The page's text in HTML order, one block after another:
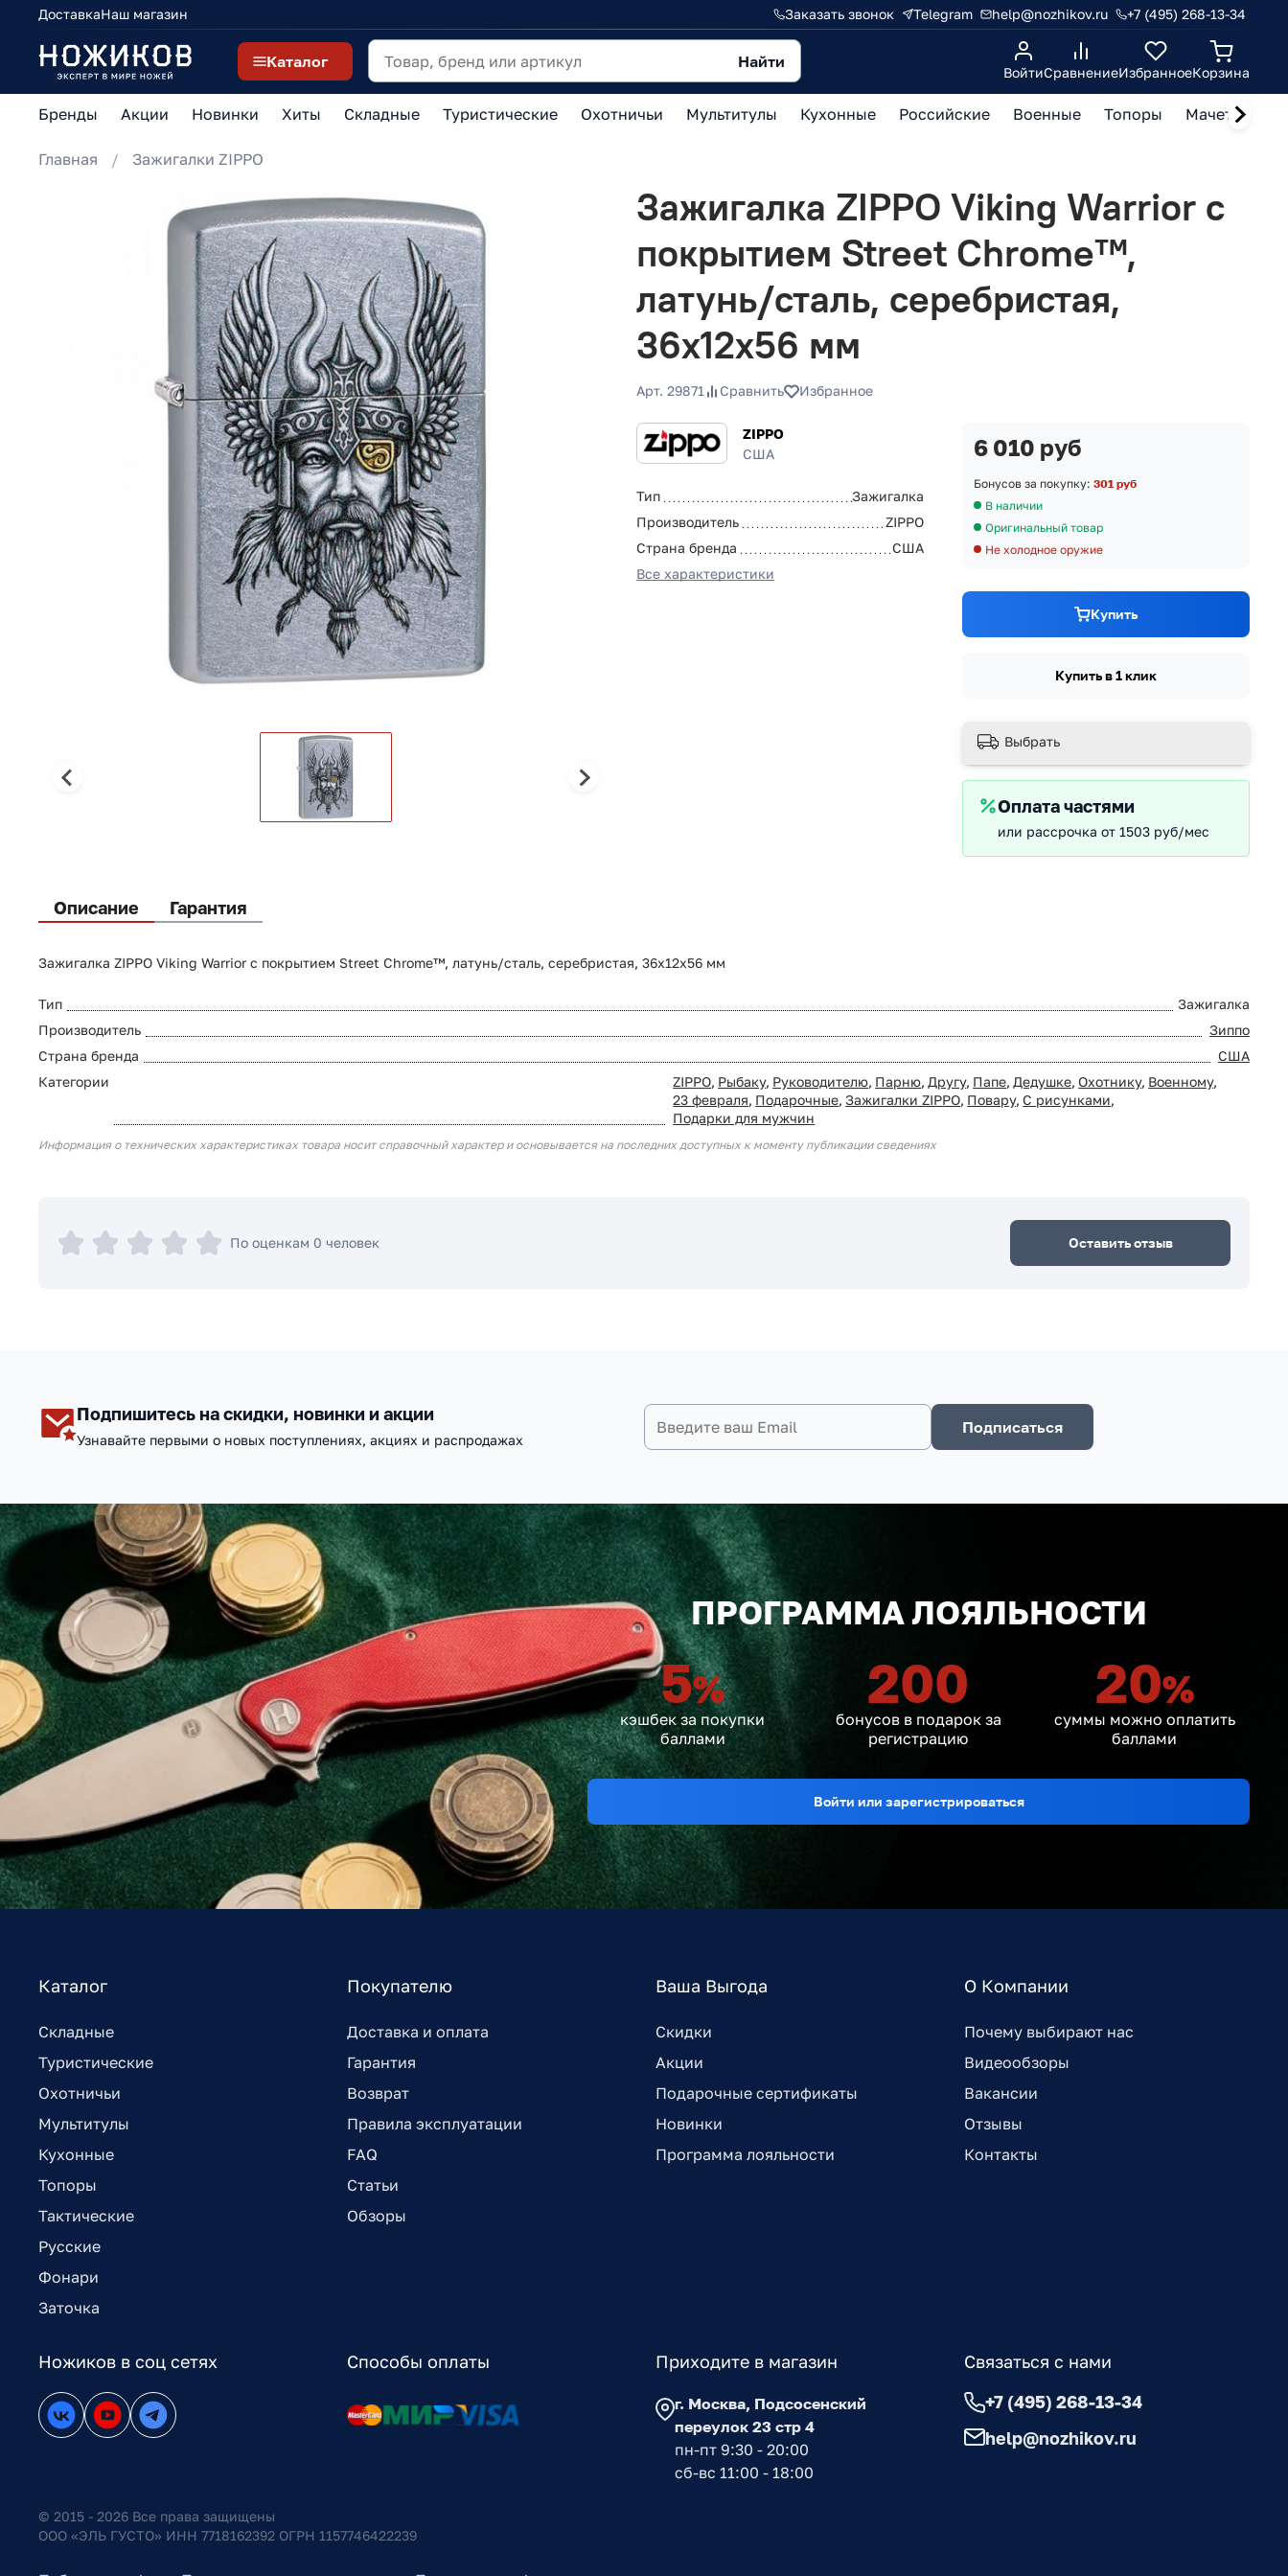
ДоставкаНаш магазин Заказать звонок Telegram help@nozhikov.ru +7 (495) 268-13-34
Каталог Найти
ВойтиСравнениеИзбранноеКорзина
Бренды Акции Новинки Хиты Складные Туристические Охотничьи Мультитулы Кухонные Российские Военные Топоры Мачете,
Главная Зажигалки ZIPPO
Зажигалка ZIPPO Viking Warrior с
покрытием Street Chrome™,
латунь/сталь, серебристая,
36x12x56 мм
Арт. 29871 Сравнить Избранное
ZIPPO
США
Тип
Зажигалка
Производитель
ZIPPO
Страна бренда
США
Все характеристики
6 010 руб
Бонусов за покупку: 301 руб
В наличии
Оригинальный товар
Не холодное оружие
Купить
Купить в 1 клик
Выбрать
Оплата частями
или рассрочка от 1503 руб/мес
Описание Гарантия
Зажигалка ZIPPO Viking Warrior с покрытием Street Chrome™, латунь/сталь, серебристая, 36x12x56 мм
Тип
Зажигалка
Производитель
Зиппо
Страна бренда
США
Категории
ZIPPO, Рыбаку, Руководителю, Парню, Другу, Папе, Дедушке, Охотнику, Военному,
23 февраля, Подарочные, Зажигалки ZIPPO, Повару, С рисунками,
Подарки для мужчин
Информация о технических характеристиках товара носит справочный характер и основывается на последних доступных к моменту публикации сведениях
По оценкам 0 человек Оставить отзыв
Подпишитесь на скидки, новинки и акции
Узнавайте первыми о новых поступлениях, акциях и распродажах
Подписаться
ПРОГРАММА ЛОЯЛЬНОСТИ
5%
кэшбек за покупки
баллами
200
бонусов в подарок за
регистрацию
20%
суммы можно оплатить
баллами
Войти или зарегистрироваться
Каталог
Складные
Туристические
Охотничьи
Мультитулы
Кухонные
Топоры
Тактические
Русские
Фонари
Заточка
Покупателю
Доставка и оплата
Гарантия
Возврат
Правила эксплуатации
FAQ
Статьи
Обзоры
Ваша Выгода
Скидки
Акции
Подарочные сертификаты
Новинки
Программа лояльности
О Компании
Почему выбирают нас
Видеообзоры
Вакансии
Отзывы
Контакты
Ножиков в соц сетях Способы оплаты Приходите в магазин
г. Москва, Подсосенский
переулок 23 стр 4
пн-пт 9:30 - 20:00
сб-вс 11:00 - 18:00
Связаться с нами
+7 (495) 268-13-34
help@nozhikov.ru
© 2015 - 2026 Все права защищены
ООО «ЭЛЬ ГУСТО» ИНН 7718162392 ОГРН 1157746422239